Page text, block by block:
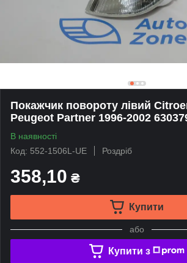
Покажчик повороту лівий
Peugeot Partner 1996-2002
В наявності
Код: 552-1506L-UE
Роздріб
358,10 ₴
Купити
або
Купити з